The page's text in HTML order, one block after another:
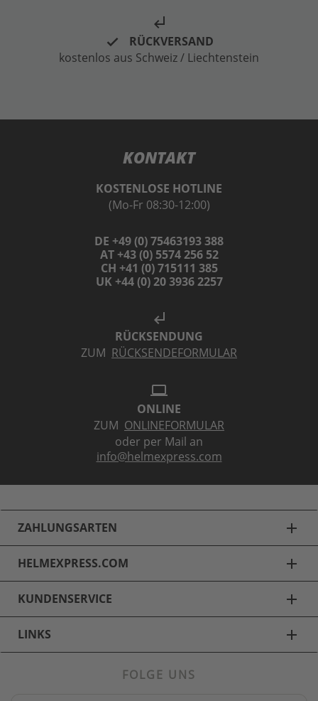
subdirectory_arrow_left
RÜCKVERSAND
kostenlos aus Schweiz / Liechtenstein
KONTAKT
KOSTENLOSE HOTLINE
(Mo-Fr 08:30-12:00)
DE +49 (0) 75463193 388
AT +43 (0) 5574 256 52
CH +41 (0) 715111 385
UK +44 (0) 20 3936 2257
subdirectory_arrow_left
RÜCKSENDUNG
ZUM RÜCKSENDEFORMULAR
laptop
ONLINE
ZUM ONLINEFORMULAR
oder per Mail an
info@helmexpress.com
ZAHLUNGSARTEN add
HELMEXPRESS.COM add
KUNDENSERVICE add
LINKS add
FOLGE UNS